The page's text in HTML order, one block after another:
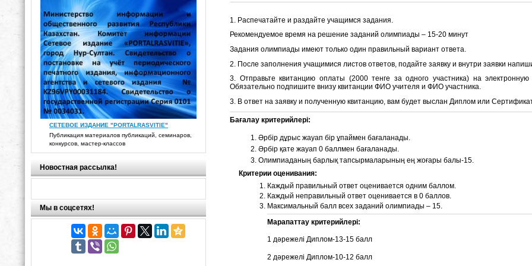
СЕТЕВОЕ ИЗДАНИЕ "PORTALRASVITIE"
Публикация материалов публикаций, семинаров,
конкурсов, мастер-классов
Новостная рассылка!
Мы в соцсетях!
1. Распечатайте и раздайте учащимся задания.
Рекомендуемое время на решение заданий олимпиады – 15-20 минут
Задания олимпиады имеют только один правильный вариант ответа.
2. После заполнения учащимися листов ответов, подайте заявку и внутри заявки
3. Отправьте квитанцию оплаты (2000 тенге за одного участника) на
Обязательно подпишите внизу квитанции ФИО учителя и ФИО участника.
3. В ответ на заявку и полученную квитанцию, вам будет выслан Диплом или
Бағалау критерийлері:
Әрбір дұрыс жауап бір ұпаймен бағаланады.
Әрбір қате жауап 0 баллмен бағаланады.
Олимпиаданың барлық тапсырмаларының ең жоғары балы-15.
Критерии оценивания:
Каждый правильный ответ оценивается одним баллом.
Каждый неправильный ответ оценивается в 0 баллов.
Максимальный балл всех заданий олимпиады – 15.
Марапаттау критерийлері:
1 дәрежелі Диплом-13-15 балл
2 дәрежелі Диплом-10-12 балл